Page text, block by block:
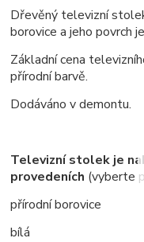
Dřevěný televizní
borovice a jeho povrch
Základní cena
přírodní barvě.
Dodáváno v demontu.
Televizní stolek je
provedeních (vyberte
přírodní borovice
bílá